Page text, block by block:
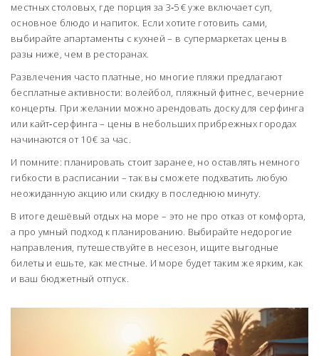
местных столовых, где порция за 3‑5 € уже включает суп,
основное блюдо и напиток. Если хотите готовить сами,
выбирайте апартаменты с кухней – в супермаркетах цены в
разы ниже, чем в ресторанах.
Развлечения часто платные, но многие пляжи предлагают
бесплатные активности: волейбол, пляжный фитнес, вечерние
концерты. При желании можно арендовать доску для серфинга
или кайт‑серфинга – цены в небольших прибрежных городах
начинаются от 10 € за час.
И помните: планировать стоит заранее, но оставлять немного
гибкости в расписании – так вы сможете подхватить любую
неожиданную акцию или скидку в последнюю минуту.
В итоге дешёвый отдых на море – это не про отказ от комфорта,
а про умный подход к планированию. Выбирайте недорогие
направления, путешествуйте в несезон, ищите выгодные
билеты и ешьте, как местные. И море будет таким же ярким, как
и ваш бюджетный отпуск.